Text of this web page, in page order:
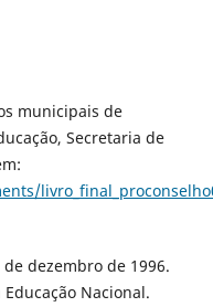
municipais de
Secretaria de
de dezembro de 1996.
Nacional.